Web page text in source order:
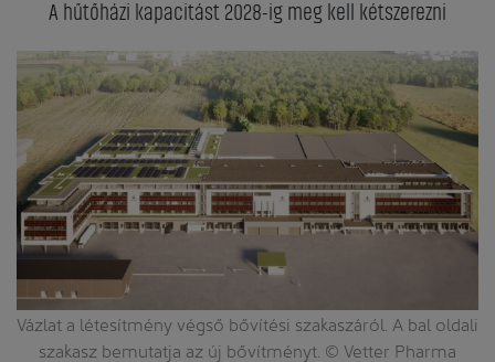
A hűtőházi kapacitást 2028-ig meg kell kétszerezni
Vázlat a létesítmény végső bővítési szakaszáról. A bal oldali
szakasz bemutatja az új bővítményt. © Vetter Pharma